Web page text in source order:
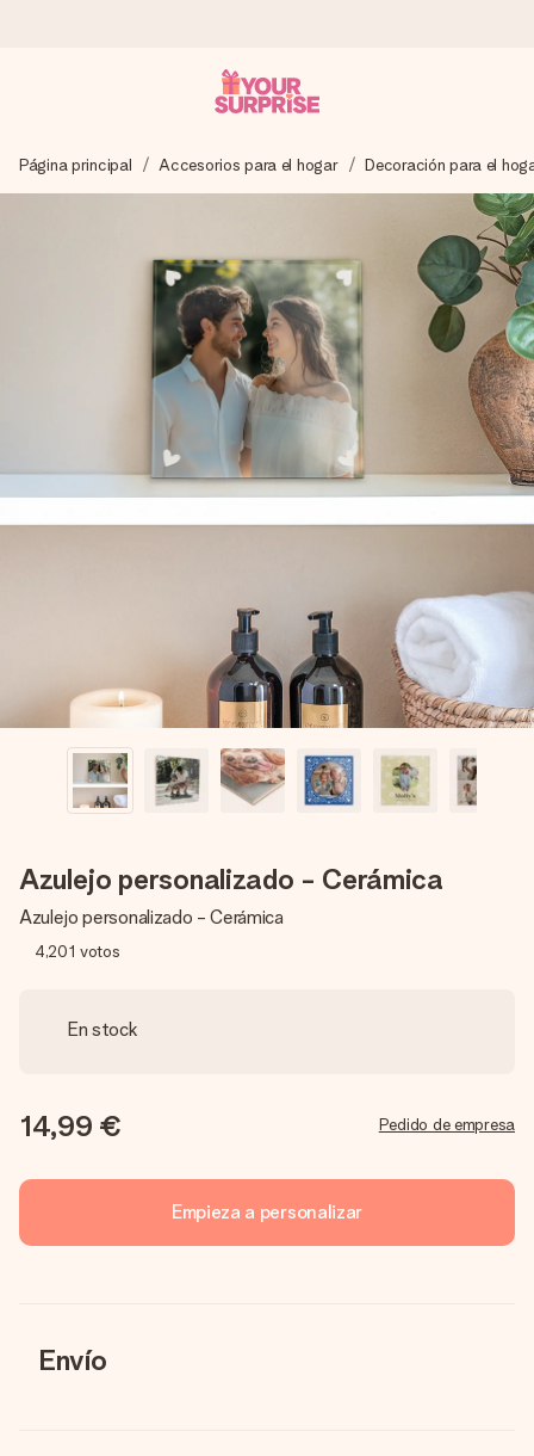
Preparamos tu regalo con cuidado y lo enviamos al vuelo,
para que lo entregues en el momento perfecto, cuando más
4,5 (basado en +15.000 opiniones)
Nuestros regalos inspiran. Los clientes nos dan un 4,5 en
Google Reviews.
Tarjeta de felicitación gratuita
Página principal Accesorios para el hogar Decoración para el
Azulejo personalizado - Cerámica
Azulejo personalizado - Cerámica
4,201 votos
En stock
14,99 € Pedido de empresa
Empieza a personalizar
Envío